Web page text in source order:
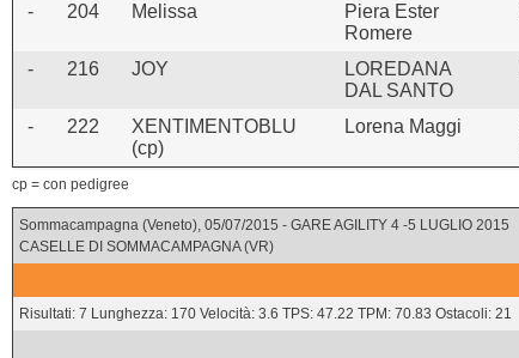
-
204 Melissa
Piera Ester
Romere
- 216 JOY
LOREDANA
DAL SANTO
- 222
XENTIMENTOBLU
(cp)
Lorena Maggi
cp = con pedigree
Sommacampagna (Veneto), 05/07/2015 - GARE AGILITY 4 -5 LUGLIO 2015
CASELLE DI SOMMACAMPAGNA (VR)
Risultati: 7 Lunghezza: 170 Velocità: 3.6 TPS: 47.22 TPM: 70.83 Ostacoli: 21